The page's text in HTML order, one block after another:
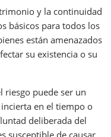
y la continuidad
básicos para todos los
están amenazados
su existencia o su
riesgo puede ser un
en el tiempo o
deliberada del